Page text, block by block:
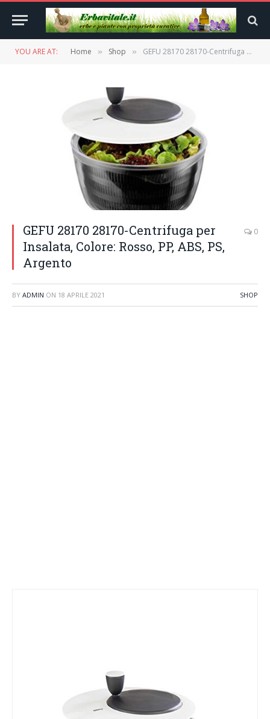
YOU ARE AT: Home » Shop » GEFU 28170 28170-Centrifuga per Insalata, Colore: Rosso, PP, ABS, PS, Argento
GEFU 28170 28170-Centrifuga per
Insalata, Colore: Rosso, PP, ABS, PS,
Argento
0
BY ADMIN ON 18 APRILE 2021 SHOP